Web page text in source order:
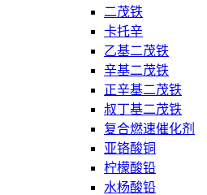
二茂铁
卡托辛
乙基二茂铁
辛基二茂铁
正辛基二茂铁
叔丁基二茂铁
复合燃速催化剂
亚铬酸铜
柠檬酸铅
水杨酸铅